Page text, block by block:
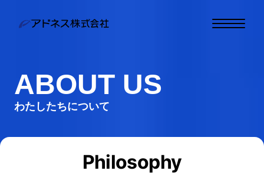
わたしたちについて
お問い合わせ
ABOUT US
わたしたちについて
Philosophy